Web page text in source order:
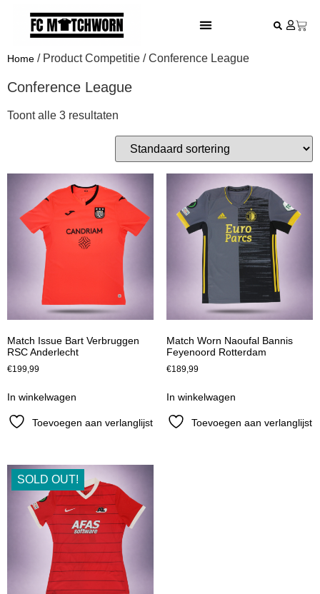
Home / Product Competitie / Conference League
Conference League
Toont alle 3 resultaten
Match Issue Bart Verbruggen
RSC Anderlecht
€199,99
In winkelwagen
Toevoegen aan verlanglijst
Match Worn Naoufal Bannis
Feyenoord Rotterdam
€189,99
In winkelwagen
Toevoegen aan verlanglijst
SOLD OUT!